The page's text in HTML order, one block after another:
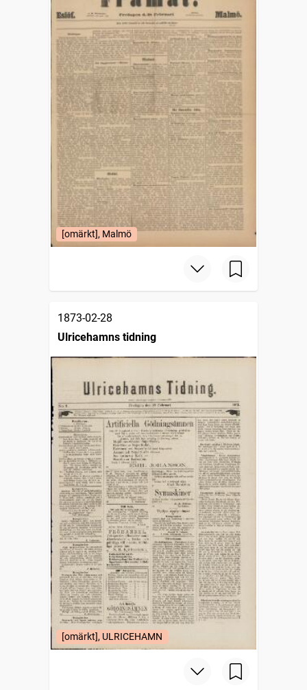
[omärkt], Malmö
1873-02-28
Ulricehamns tidning
[omärkt], ULRICEHAMN